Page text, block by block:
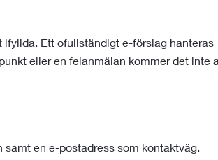
Ett ofullständigt e-förslag hanteras
eller en felanmälan kommer det inte
en e-postadress som kontaktväg.